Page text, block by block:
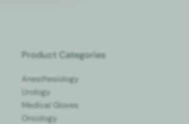
Product Categories
Anes­the­si­ol­o­gy
Urol­o­gy
Med­ical Gloves
Oncol­o­gy